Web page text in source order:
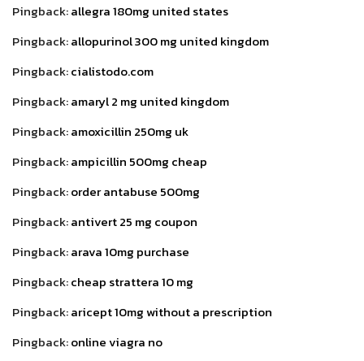
Pingback:allegra 180mg united states
Pingback:allopurinol 300 mg united kingdom
Pingback:cialistodo.com
Pingback:amaryl 2 mg united kingdom
Pingback:amoxicillin 250mg uk
Pingback:ampicillin 500mg cheap
Pingback:order antabuse 500mg
Pingback:antivert 25 mg coupon
Pingback:arava 10mg purchase
Pingback:cheap strattera 10 mg
Pingback:aricept 10mg without a prescription
Pingback:online viagra no